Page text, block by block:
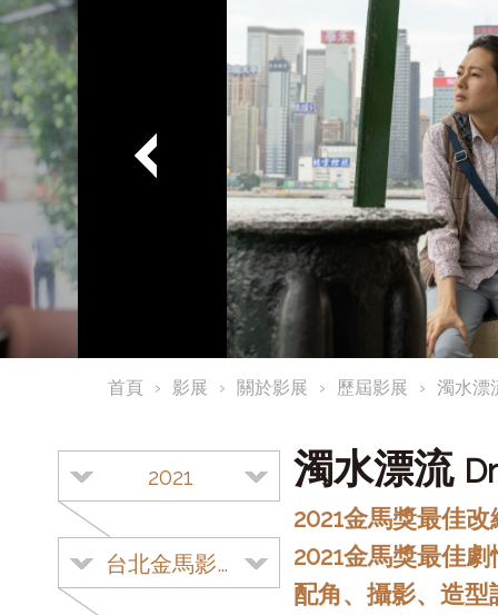
首頁 影展 關於影展 歷屆影展 濁水漂
2021
台北金馬影展
濁水漂流
2021金馬獎最佳
2021金馬獎最佳
配角、攝影、造